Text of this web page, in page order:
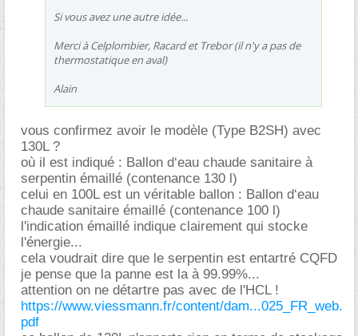
Si vous avez une autre idée...
Merci à Celplombier, Racard et Trebor (il n'y a pas de
thermostatique en aval)
Alain
vous confirmez avoir le modèle (Type B2SH) avec
130L ?
où il est indiqué : Ballon d‘eau chaude sanitaire à
serpentin émaillé (contenance 130 l)
celui en 100L est un véritable ballon : Ballon d‘eau
chaude sanitaire émaillé (contenance 100 l)
l'indication émaillé indique clairement qui stocke
l'énergie...
cela voudrait dire que le serpentin est entartré CQFD
je pense que la panne est la à 99.99%...
attention on ne détartre pas avec de l'HCL !
https://www.viessmann.fr/content/dam...025_FR_web.
pdf